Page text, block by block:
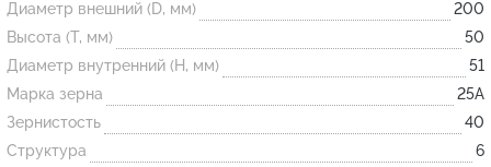
Огнеупорные
изделия
Скачать каталог
Тигель
Диаметр внешний (D, мм)
200
Высота (T, мм)
50
Диаметр внутренний (H, мм)
51
Марка зерна
25А
Зернистость
40
Структура
6